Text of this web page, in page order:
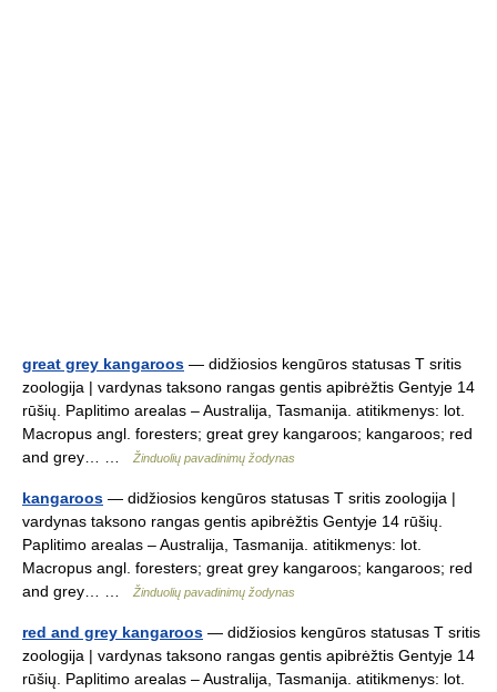
great grey kangaroos — didžiosios kengūros statusas T sritis
zoologija | vardynas taksono rangas gentis apibrėžtis Gentyje 14
rūšių. Paplitimo arealas – Australija, Tasmanija. atitikmenys: lot.
Macropus angl. foresters; great grey kangaroos; kangaroos; red
and grey… …
Žinduolių pavadinimų žodynas
kangaroos — didžiosios kengūros statusas T sritis zoologija |
vardynas taksono rangas gentis apibrėžtis Gentyje 14 rūšių.
Paplitimo arealas – Australija, Tasmanija. atitikmenys: lot.
Macropus angl. foresters; great grey kangaroos; kangaroos; red
and grey… …
Žinduolių pavadinimų žodynas
red and grey kangaroos — didžiosios kengūros statusas T sritis
zoologija | vardynas taksono rangas gentis apibrėžtis Gentyje 14
rūšių. Paplitimo arealas – Australija, Tasmanija. atitikmenys: lot.